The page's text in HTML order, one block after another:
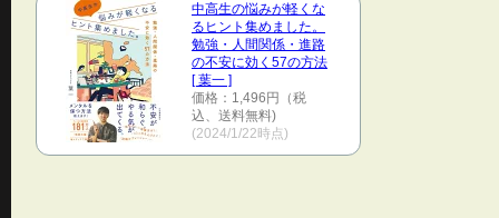
中高生の悩みが軽くな
るヒント集めました。
勉強・人間関係・進路
の不安に効く57の方法
[ 葉一 ]
価格：1,496円（税
込、送料無料)
(2024/1/22時点)